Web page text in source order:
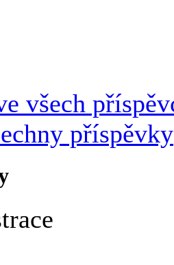
všech
příspěvky